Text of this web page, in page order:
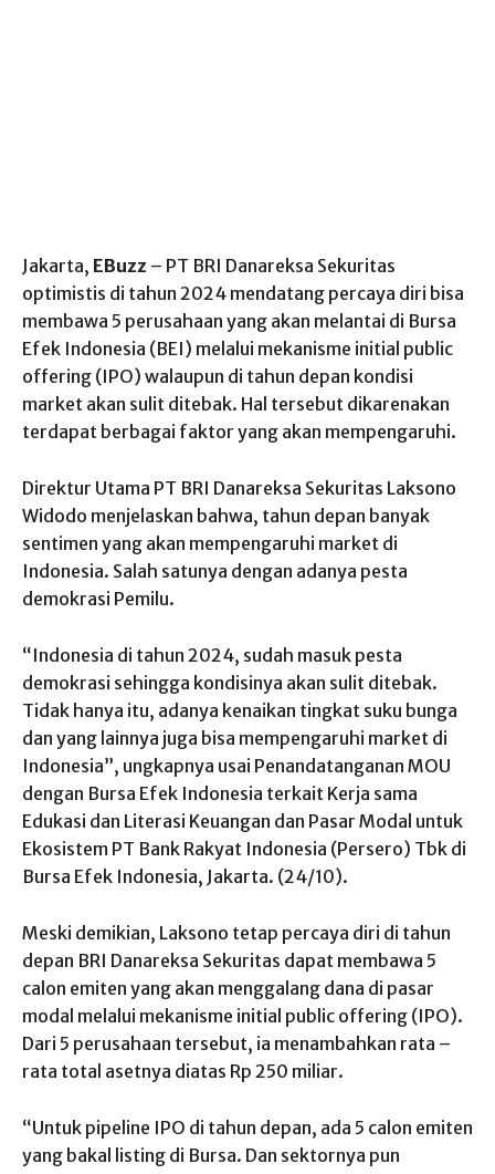
Jakarta, EBuzz – PT BRI Danareksa Sekuritas
optimistis di tahun 2024 mendatang percaya diri bisa
membawa 5 perusahaan yang akan melantai di Bursa
Efek Indonesia (BEI) melalui mekanisme initial public
offering (IPO) walaupun di tahun depan kondisi
market akan sulit ditebak. Hal tersebut dikarenakan
terdapat berbagai faktor yang akan mempengaruhi.
Direktur Utama PT BRI Danareksa Sekuritas Laksono
Widodo menjelaskan bahwa, tahun depan banyak
sentimen yang akan mempengaruhi market di
Indonesia. Salah satunya dengan adanya pesta
demokrasi Pemilu.
“Indonesia di tahun 2024, sudah masuk pesta
demokrasi sehingga kondisinya akan sulit ditebak.
Tidak hanya itu, adanya kenaikan tingkat suku bunga
dan yang lainnya juga bisa mempengaruhi market di
Indonesia”, ungkapnya usai Penandatanganan MOU
dengan Bursa Efek Indonesia terkait Kerja sama
Edukasi dan Literasi Keuangan dan Pasar Modal untuk
Ekosistem PT Bank Rakyat Indonesia (Persero) Tbk di
Bursa Efek Indonesia, Jakarta. (24/10).
Meski demikian, Laksono tetap percaya diri di tahun
depan BRI Danareksa Sekuritas dapat membawa 5
calon emiten yang akan menggalang dana di pasar
modal melalui mekanisme initial public offering (IPO).
Dari 5 perusahaan tersebut, ia menambahkan rata –
rata total asetnya diatas Rp 250 miliar.
“Untuk pipeline IPO di tahun depan, ada 5 calon emiten
yang bakal listing di Bursa. Dan sektornya pun